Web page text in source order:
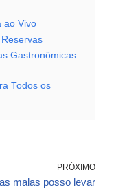
ao Vivo
Gastronômicas
Todos os
PRÓXIMO
malas posso levar